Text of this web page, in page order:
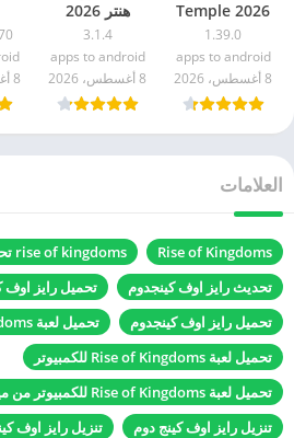
2026 Temple
Run للاندرويد
اخر اصدار مجاناً
1.39.0
apps to android
8 أغسطس، 2026
هنتر 2026
Zombie
Hunter
للاندرويد اخر
اصدار مجاناً
3.1.4
apps to android
8 أغسطس، 2026
8 أغسطس، 2026
العلامات
Rise of Kingdoms
rise of kingdoms تحميل
تحديث رايز اوف كينجدوم
تحميل رايز اوف
تحميل رايز اوف كينجدوم
تحميل لعبة rise of kingdoms
تحميل لعبة Rise of Kingdoms للكمبيوتر
تحميل لعبة Rise of Kingdoms للكمبيوتر من ميديا فاير
تنزيل رايز اوف كينج دوم
تنزيل رايز اوف